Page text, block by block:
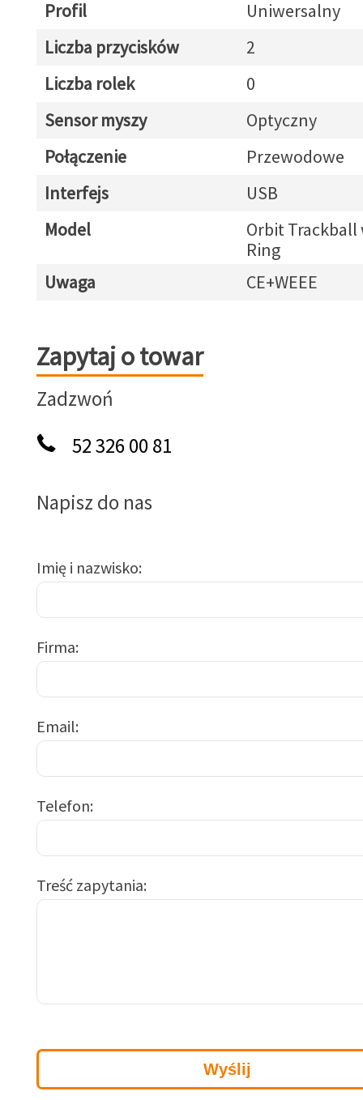
Profil
Uniwersalny
Liczba przycisków
2
Liczba rolek
0
Sensor myszy
Optyczny
Połączenie
Przewodowe
Interfejs
USB
Model
Orbit
Ring
Uwaga
CE+WEEE
Zapytaj o towar
Zapytaj o towar
Zadzwoń
52 326 00 81
Napisz do nas
Imię i nazwisko
Firma
Email
Telefon
Treść zapytania